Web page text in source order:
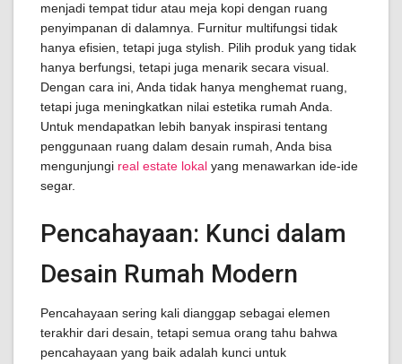
menjadi tempat tidur atau meja kopi dengan ruang
penyimpanan di dalamnya. Furnitur multifungsi tidak
hanya efisien, tetapi juga stylish. Pilih produk yang tidak
hanya berfungsi, tetapi juga menarik secara visual.
Dengan cara ini, Anda tidak hanya menghemat ruang,
tetapi juga meningkatkan nilai estetika rumah Anda.
Untuk mendapatkan lebih banyak inspirasi tentang
penggunaan ruang dalam desain rumah, Anda bisa
mengunjungi real estate lokal yang menawarkan ide-ide
segar.
Pencahayaan: Kunci dalam
Desain Rumah Modern
Pencahayaan sering kali dianggap sebagai elemen
terakhir dari desain, tetapi semua orang tahu bahwa
pencahayaan yang baik adalah kunci untuk